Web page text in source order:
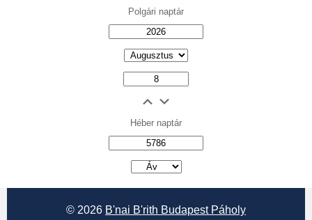
Polgári naptár
Héber naptár
© 2026 B'nai B'rith Budapest Páholy